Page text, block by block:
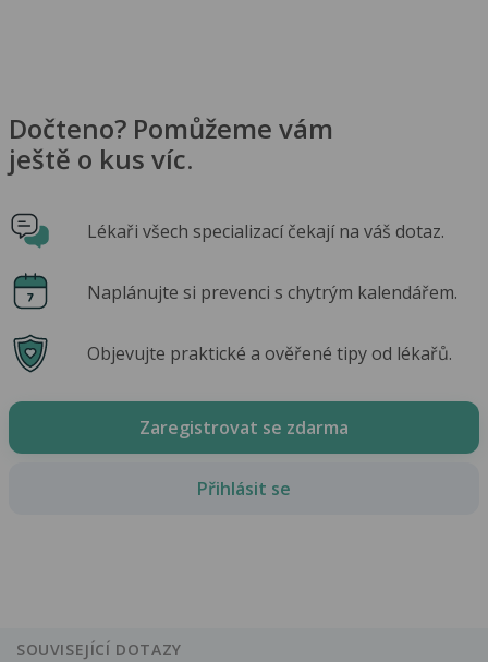
Dočteno? Pomůžeme vám
ještě o kus víc.
Lékaři všech specializací čekají na váš dotaz.
Naplánujte si prevenci s chytrým kalendářem.
Objevujte praktické a ověřené tipy od lékařů.
Zaregistrovat se zdarma
Přihlásit se
SOUVISEJÍCÍ DOTAZY